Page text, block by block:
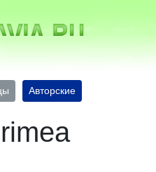
Авторские